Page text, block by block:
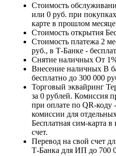
Стоимость
или 0 руб. при
карте в прошлом месяце
Стоимость открытия
Стоимость платежа 2
руб., в Т‑Банке -
Снятие наличных От
Внесение наличных В
бесплатно до 300 000
Торговый эквайринг
за 0 рублей. Комиссия
при оплате по QR-
комиссии для
Бесплатная сим-карта в
счет.
Перевод на свой счет
Т‑Банка для ИП до 700